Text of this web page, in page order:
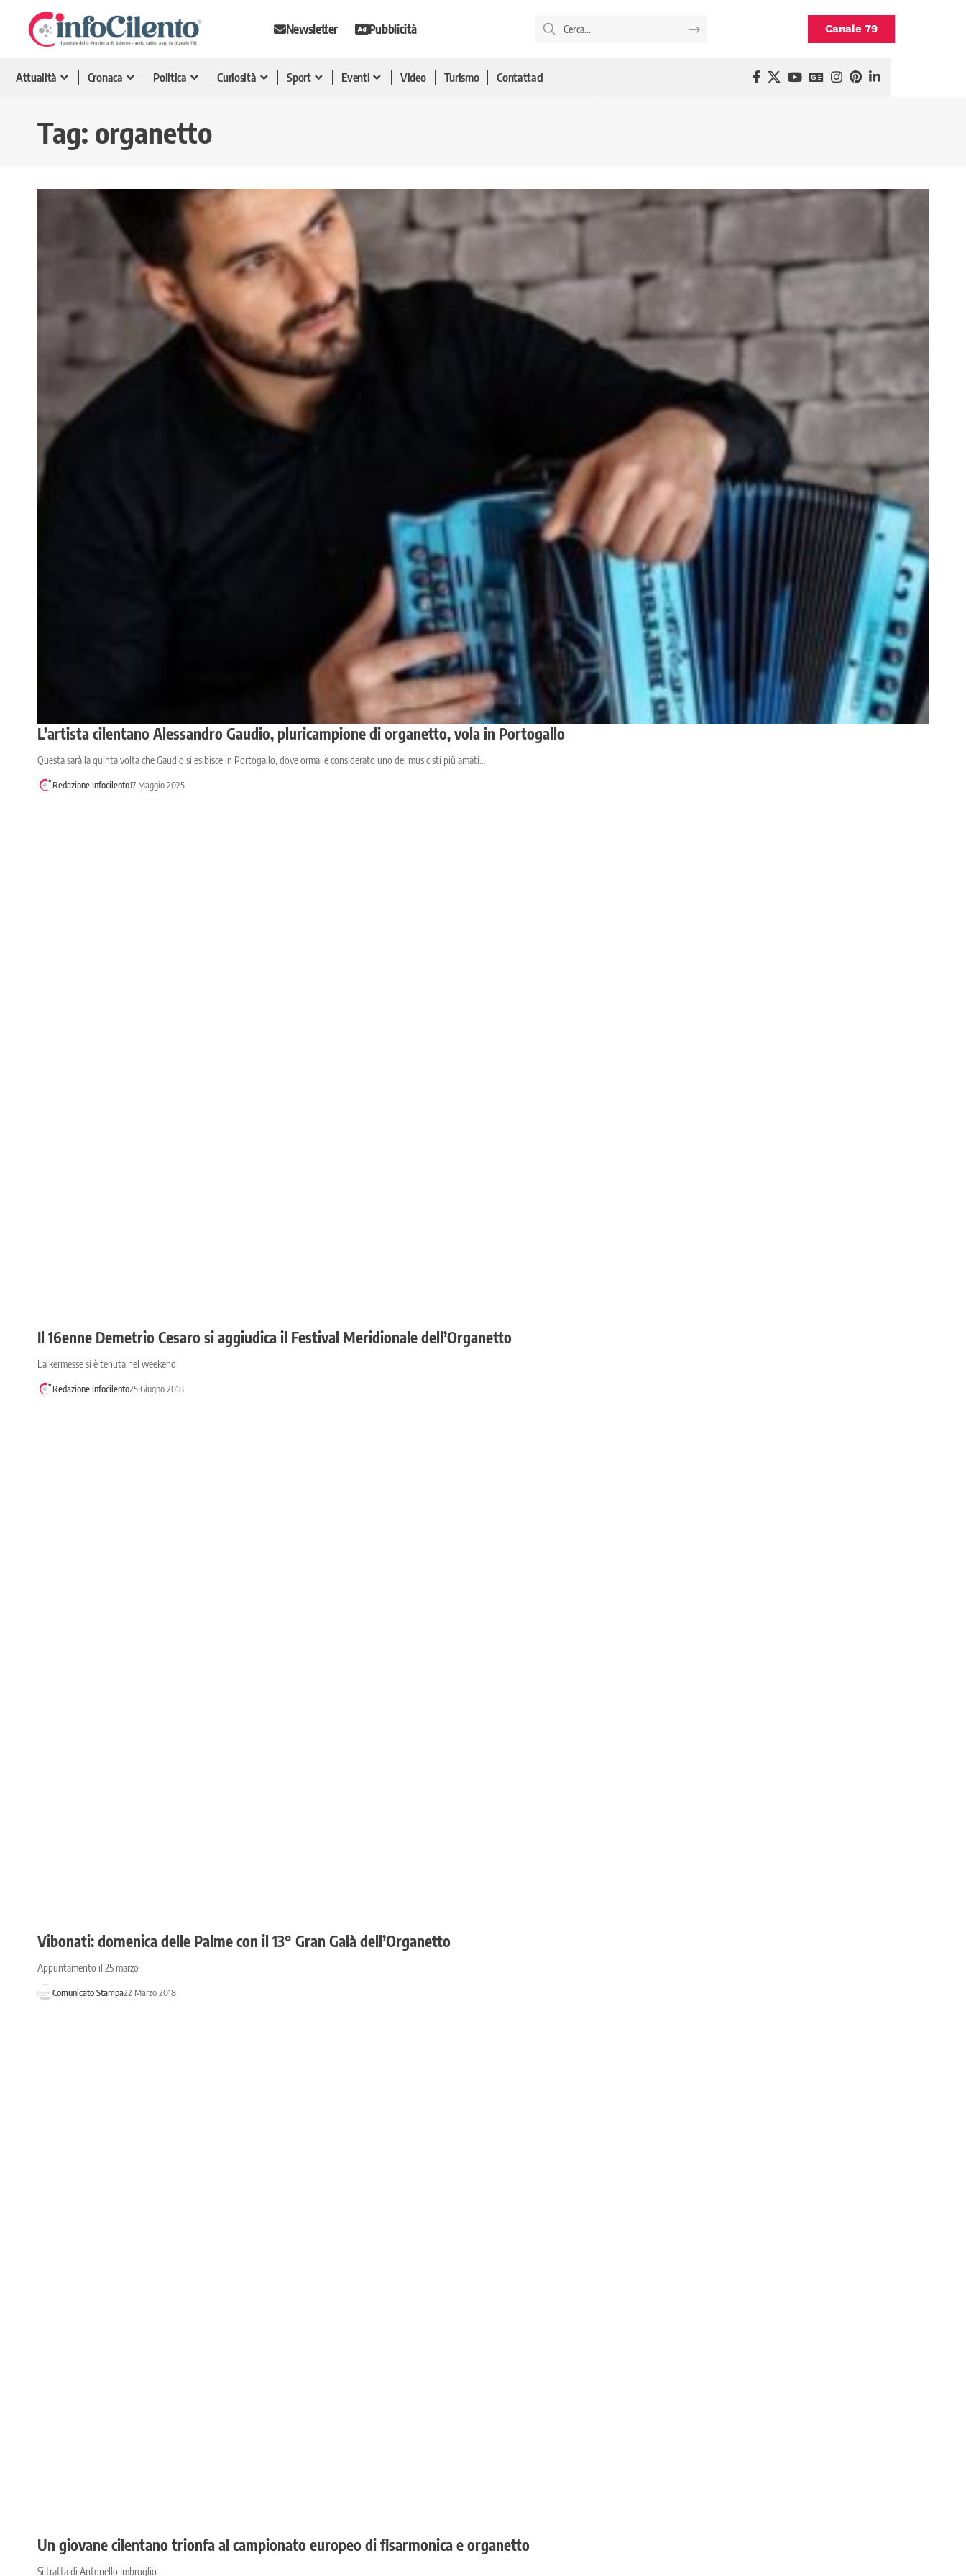
Newsletter Pubblicità Canale 79
Attualità Cronaca Politica Curiosità Sport Eventi Video Turismo Contattaci
Tag: organetto
L’artista cilentano Alessandro Gaudio, pluricampione di organetto, vola in Portogallo
Questa sarà la quinta volta che Gaudio si esibisce in Portogallo, dove ormai è considerato uno dei musicisti più amati…
Redazione Infocilento17 Maggio 2025
Il 16enne Demetrio Cesaro si aggiudica il Festival Meridionale dell’Organetto
La kermesse si è tenuta nel weekend
Redazione Infocilento25 Giugno 2018
Vibonati: domenica delle Palme con il 13° Gran Galà dell’Organetto
Appuntamento il 25 marzo
Comunicato Stampa22 Marzo 2018
Un giovane cilentano trionfa al campionato europeo di fisarmonica e organetto
Si tratta di Antonello Imbroglio